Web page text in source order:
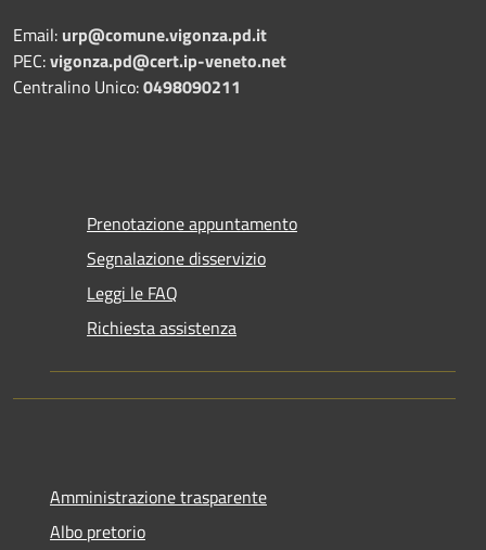
Email: urp@comune.vigonza.pd.it
PEC:vigonza.pd@cert.ip-veneto.net
Centralino Unico:0498090211
Prenotazione appuntamento
Segnalazione disservizio
Leggi le FAQ
Richiesta assistenza
Amministrazione trasparente
Albo pretorio